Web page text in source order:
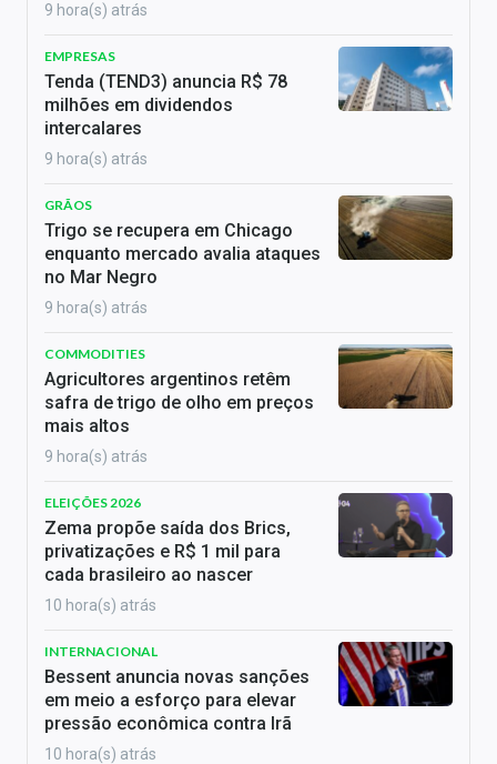
9 hora(s) atrás
EMPRESAS
Tenda (TEND3) anuncia R$ 78
milhões em dividendos
intercalares
9 hora(s) atrás
GRÃOS
Trigo se recupera em Chicago
enquanto mercado avalia ataques
no Mar Negro
9 hora(s) atrás
COMMODITIES
Agricultores argentinos retêm
safra de trigo de olho em preços
mais altos
9 hora(s) atrás
ELEIÇÕES 2026
Zema propõe saída dos Brics,
privatizações e R$ 1 mil para
cada brasileiro ao nascer
10 hora(s) atrás
INTERNACIONAL
Bessent anuncia novas sanções
em meio a esforço para elevar
pressão econômica contra Irã
10 hora(s) atrás